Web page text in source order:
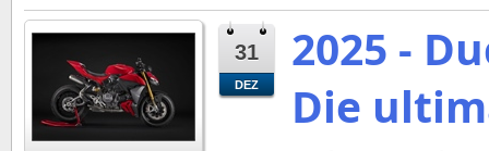
31
DEZ
2025 -
Die